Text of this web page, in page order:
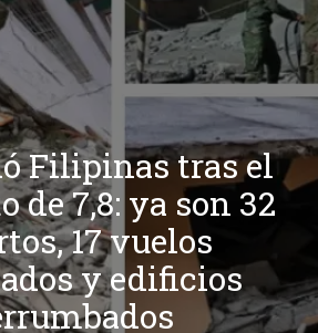
Filipinas tras el
de 7,8: ya son 32
17 vuelos
y edificios